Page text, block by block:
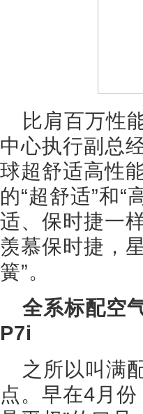
比肩百万性
中心执行副总
球超舒适高性
的“超舒适”和
适、保时捷一
羡慕保时捷，
簧”。
全系标配空
P7i
之所以叫满
点。早在4月